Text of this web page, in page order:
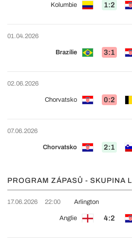
Kolumbie 1:2
01.04.2026
Brazílie 3:1
02.06.2026
Chorvatsko 0:2
07.06.2026
Chorvatsko 2:1
PROGRAM ZÁPASŮ - SKUPINA L
17.06.2026 22:00
Anglie 4:2
Arlington